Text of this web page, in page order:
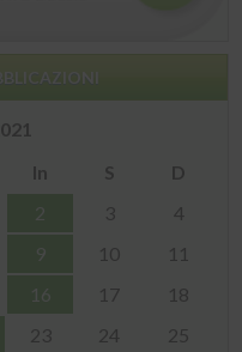
In S
D
2 3
4
9 10
11
16 17
18
23 24
25